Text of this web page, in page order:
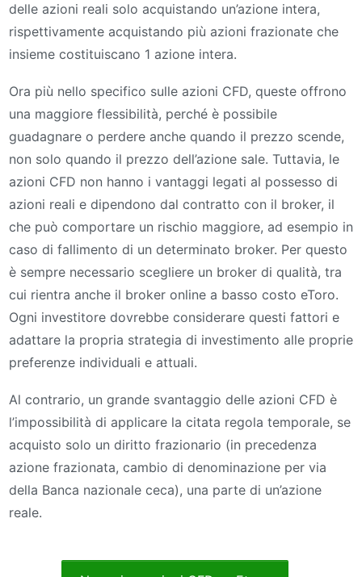
delle azioni reali solo acquistando un’azione intera,
rispettivamente acquistando più azioni frazionate che
insieme costituiscano 1 azione intera.
Ora più nello specifico sulle azioni CFD, queste offrono
una maggiore flessibilità, perché è possibile
guadagnare o perdere anche quando il prezzo scende,
non solo quando il prezzo dell’azione sale. Tuttavia, le
azioni CFD non hanno i vantaggi legati al possesso di
azioni reali e dipendono dal contratto con il broker, il
che può comportare un rischio maggiore, ad esempio in
caso di fallimento di un determinato broker. Per questo
è sempre necessario scegliere un broker di qualità, tra
cui rientra anche il broker online a basso costo eToro.
Ogni investitore dovrebbe considerare questi fattori e
adattare la propria strategia di investimento alle proprie
preferenze individuali e attuali.
Al contrario, un grande svantaggio delle azioni CFD è
l’impossibilità di applicare la citata regola temporale, se
acquisto solo un diritto frazionario (in precedenza
azione frazionata, cambio di denominazione per via
della Banca nazionale ceca), una parte di un’azione
reale.